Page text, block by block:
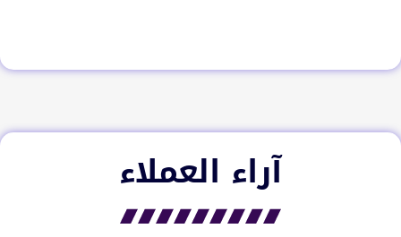
آراء العملاء​